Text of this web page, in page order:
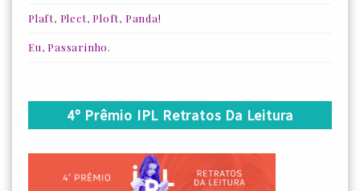
Plaft, Plect, Ploft, Panda!
Eu, Passarinho.
4º Prêmio IPL Retratos Da Leitura